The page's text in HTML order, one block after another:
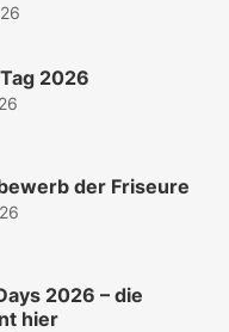
2026
der Friseure
2026 – die
hier